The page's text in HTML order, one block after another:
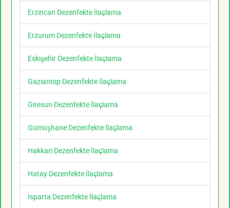
Erzincan Dezenfekte İlaçlama
Erzurum Dezenfekte İlaçlama
Eskişehir Dezenfekte İlaçlama
Gaziantep Dezenfekte İlaçlama
Giresun Dezenfekte İlaçlama
Gümüşhane Dezenfekte İlaçlama
Hakkari Dezenfekte İlaçlama
Hatay Dezenfekte İlaçlama
Isparta Dezenfekte İlaçlama